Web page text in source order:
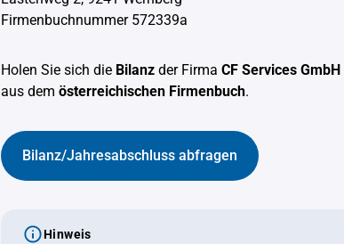
Firmenbuchnummer 572339a
Holen Sie sich die Bilanz der Firma CF Services GmbH
aus dem österreichischen Firmenbuch.
Bilanz/Jahresabschluss abfragen
Hinweis